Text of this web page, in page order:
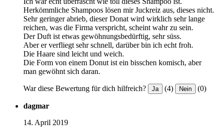
Herkömmliche Shampoos lösen mir Juckreiz aus, dieses nicht.
Sehr geringer abrieb, dieser Donat wird wirklich sehr lange
reichen, was die Firma verspricht, scheint wahr zu sein.
Der Duft ist etwas gewöhnungsbedürftig, sehr süss.
Aber er verfliegt sehr schnell, darüber bin ich echt froh.
Die Haare sind leicht und weich.
Die Form von einem Donut ist ein bisschen komisch, aber
man gewöhnt sich daran.
War diese Bewertung für dich hilfreich? Ja (4) Nein (0)
dagmar
14. April 2019